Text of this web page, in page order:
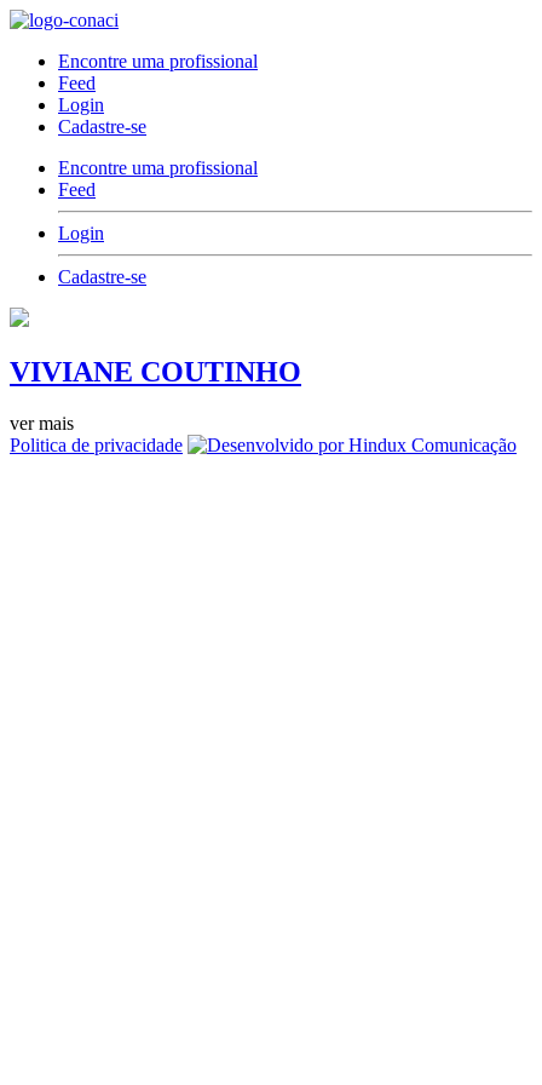
Encontre uma profissional
Feed
Login
Cadastre-se
Encontre uma profissional
Feed
Login
Cadastre-se
VIVIANE COUTINHO
ver mais
Politica de privacidade